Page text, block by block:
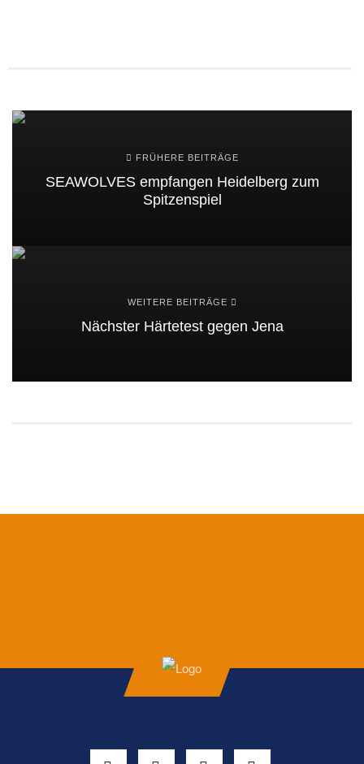
FRÜHERE BEITRÄGE
SEAWOLVES empfangen Heidelberg zum
Spitzenspiel
WEITERE BEITRÄGE
Nächster Härtetest gegen Jena